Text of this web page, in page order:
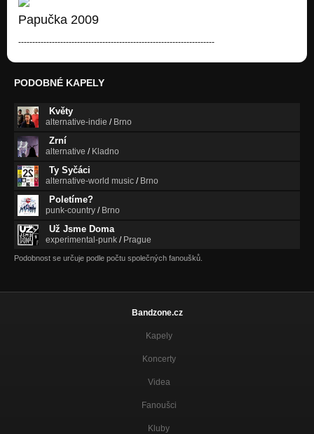
Papučka 2009
----------------------------------------------------------------------
PODOBNÉ KAPELY
Květy
alternative-indie / Brno
Zrní
alternative / Kladno
Ty Syčáci
alternative-world music / Brno
Poletíme?
punk-country / Brno
Už Jsme Doma
experimental-punk / Prague
Podobnost se určuje podle počtu společných fanoušků.
Bandzone.cz
Kapely
Koncerty
Videa
Fanoušci
Kluby